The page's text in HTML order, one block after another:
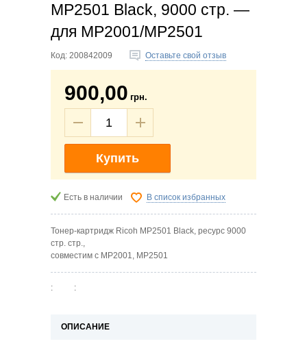
MP2501 Black, 9000 стр. —
для MP2001/MP2501
Код: 200842009 Оставьте свой отзыв
900,00 грн.
Купить
Есть в наличии В список избранных
Тонер-картридж Ricoh MP2501 Black, ресурс 9000
стр. стр.,
совместим с MP2001, MP2501
: :
ОПИСАНИЕ